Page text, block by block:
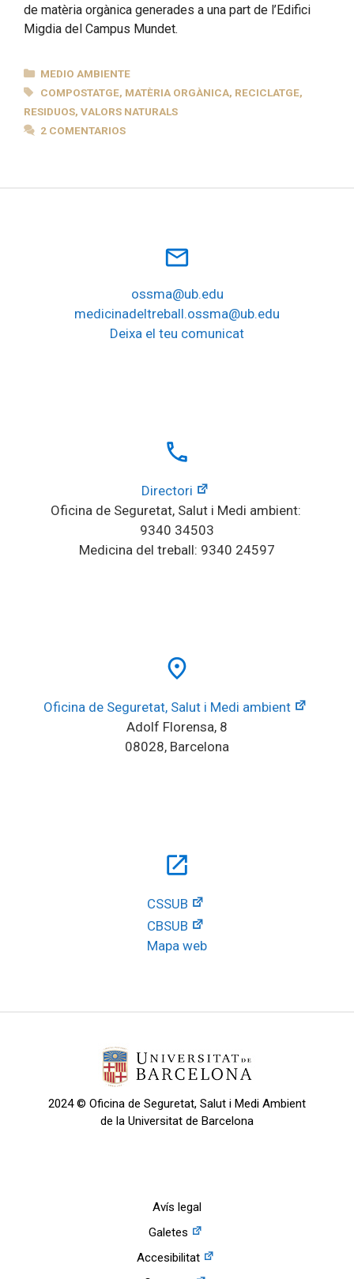
de matèria orgànica generades a una part de l’Edifici
Migdia del Campus Mundet.
CATEGORÍAS
MEDIO AMBIENTE
ETIQUETAS
COMPOSTATGE, MATÈRIA ORGÀNICA, RECICLATGE,
RESIDUOS, VALORS NATURALS
2 COMENTARIOS
mail_outline
ossma@ub.edu
medicinadeltreball.ossma@ub.edu
Deixa el teu comunicat
local_phone
Directori
Oficina de Seguretat, Salut i Medi ambient:
9340 34503
Medicina del treball: 9340 24597
place
Oficina de Seguretat, Salut i Medi ambient
Adolf Florensa, 8
08028, Barcelona
open_in_new
CSSUB
CBSUB
Mapa web
2024 © Oficina de Seguretat, Salut i Medi Ambient
de la Universitat de Barcelona
Avís legal
Galetes
Accesibilitat